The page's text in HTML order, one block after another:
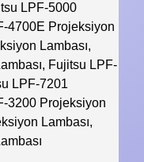
LPF-5000
4700E Projeksiyon
Lambası,
Fujitsu LPF-
LPF-7201
3200 Projeksiyon
Lambası,